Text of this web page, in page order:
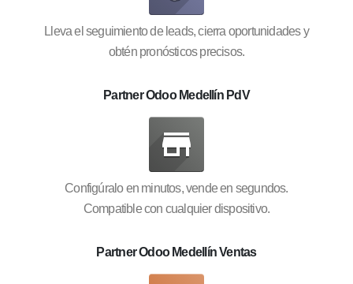
Lleva el seguimiento de leads, cierra oportunidades y
obtén pronósticos precisos.
Partner Odoo Medellín PdV
Configúralo en minutos, vende en segundos.
Compatible con cualquier dispositivo.
Partner Odoo Medellín Ventas